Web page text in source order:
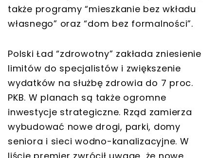
także programy “mieszkanie bez wkładu
własnego” oraz “dom bez formalności”.
Polski Ład “zdrowotny” zakłada zniesienie
limitów do specjalistów i zwiększenie
wydatków na służbę zdrowia do 7 proc.
PKB. W planach są także ogromne
inwestycje strategiczne. Rząd zamierza
wybudować nowe drogi, parki, domy
seniora i sieci wodno-kanalizacyjne. W